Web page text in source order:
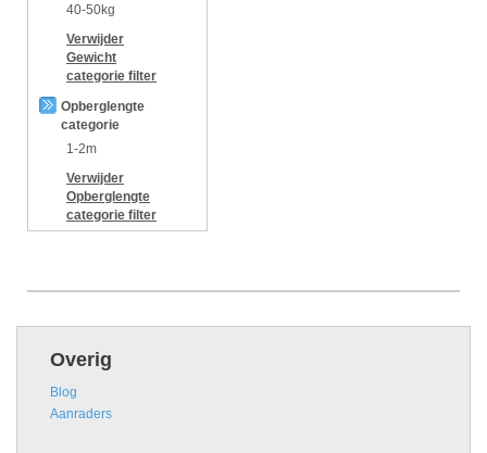
40-50kg
Verwijder
Gewicht
categorie filter
Opberglengte
categorie
1-2m
Verwijder
Opberglengte
categorie filter
Overig
Blog
Aanraders